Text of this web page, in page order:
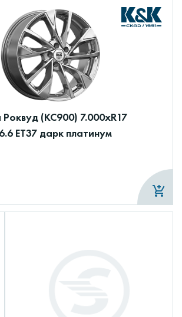
(КС900) 7.000xR17
ET37 дарк платинум